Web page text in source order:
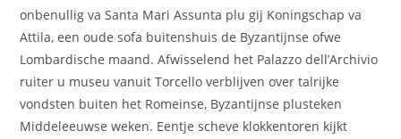
onbenullig va Santa Mari Assunta plu gij Koningschap va
Attila, een oude sofa buitenshuis de Byzantijnse ofwe
Lombardische maand. Afwisselend het Palazzo dell’Archivio
ruiter u museu vanuit Torcello verblijven over talrijke
vondsten buiten het Romeinse, Byzantijnse plusteken
Middeleeuwse weken. Eentje scheve klokkentoren kijkt